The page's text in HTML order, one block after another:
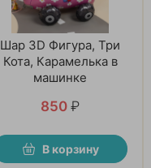
Шар 3D Фигура, Три
Кота, Карамелька в
машинке
850 ₽
В корзину